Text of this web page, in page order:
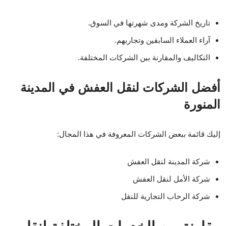
تاريخ الشركة ومدى شهرتها في السوق.
آراء العملاء السابقين وتجاربهم.
التكاليف والمقارنة بين الشركات المختلفة.
أفضل الشركات لنقل العفش في المدينة
المنورة
إليك قائمة ببعض الشركات المعروفة في هذا المجال:
شركة المدينة لنقل العفش
شركة الأمل لنقل العفش
شركة الرحاب التجارية للنقل